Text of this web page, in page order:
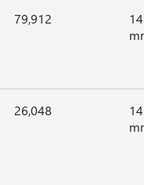
79,912
26,048